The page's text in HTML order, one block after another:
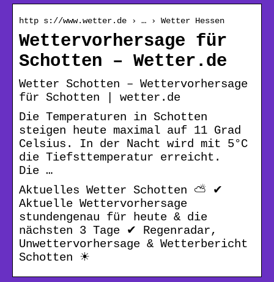
http s://www.wetter.de › … › Wetter Hessen
Wettervorhersage für
Schotten – Wetter.de
Wetter Schotten – Wettervorhersage
für Schotten | wetter.de
Die Temperaturen in Schotten
steigen heute maximal auf 11 Grad
Celsius. In der Nacht wird mit 5°C
die Tiefsttemperatur erreicht.
Die …
Aktuelles Wetter Schotten ⛅ ✔
Aktuelle Wettervorhersage
stundengenau für heute & die
nächsten 3 Tage ✔ Regenradar,
Unwettervorhersage & Wetterbericht
Schotten ☀